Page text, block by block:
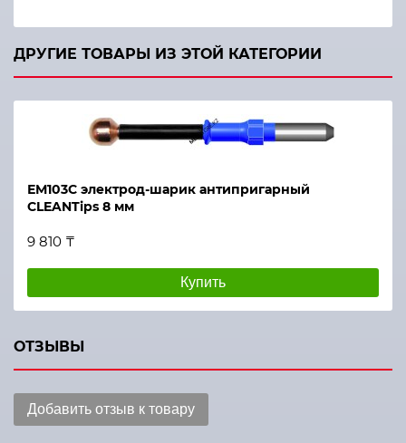
ДРУГИЕ ТОВАРЫ ИЗ ЭТОЙ КАТЕГОРИИ
ЕМ103С электрод-шарик антипригарный
CLEANTips 8 мм
9 810 ₸
Купить
ОТЗЫВЫ
Добавить отзыв к товару